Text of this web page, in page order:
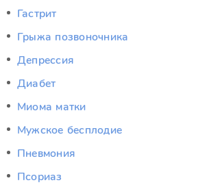
Гастрит
Грыжа позвоночника
Депрессия
Диабет
Миома матки
Мужское бесплодие
Пневмония
Псориаз